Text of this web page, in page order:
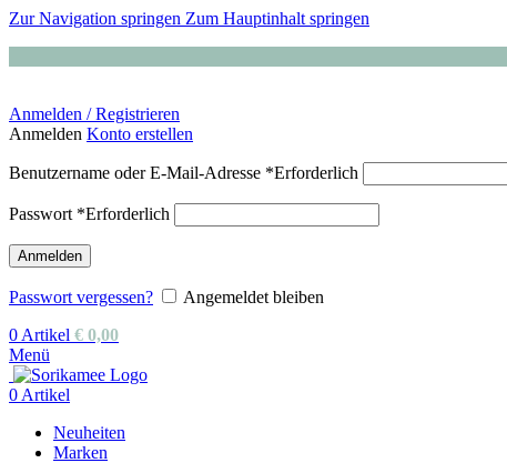
Zur Navigation springen Zum Hauptinhalt springen
Anmelden / Registrieren
Anmelden Konto erstellen
Benutzername oder E-Mail-Adresse *Erforderlich
Passwort *Erforderlich
Anmelden
Passwort vergessen?
Angemeldet bleiben
0 Artikel € 0,00
Menü
0 Artikel
Neuheiten
Marken